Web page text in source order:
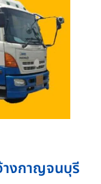
างกาญจนบุรี